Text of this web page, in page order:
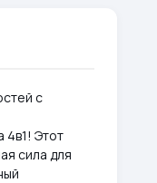
с
4в1! Этот
сила для